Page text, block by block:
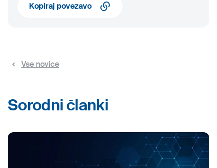
Kopiraj povezavo
Vse novice
Sorodni članki